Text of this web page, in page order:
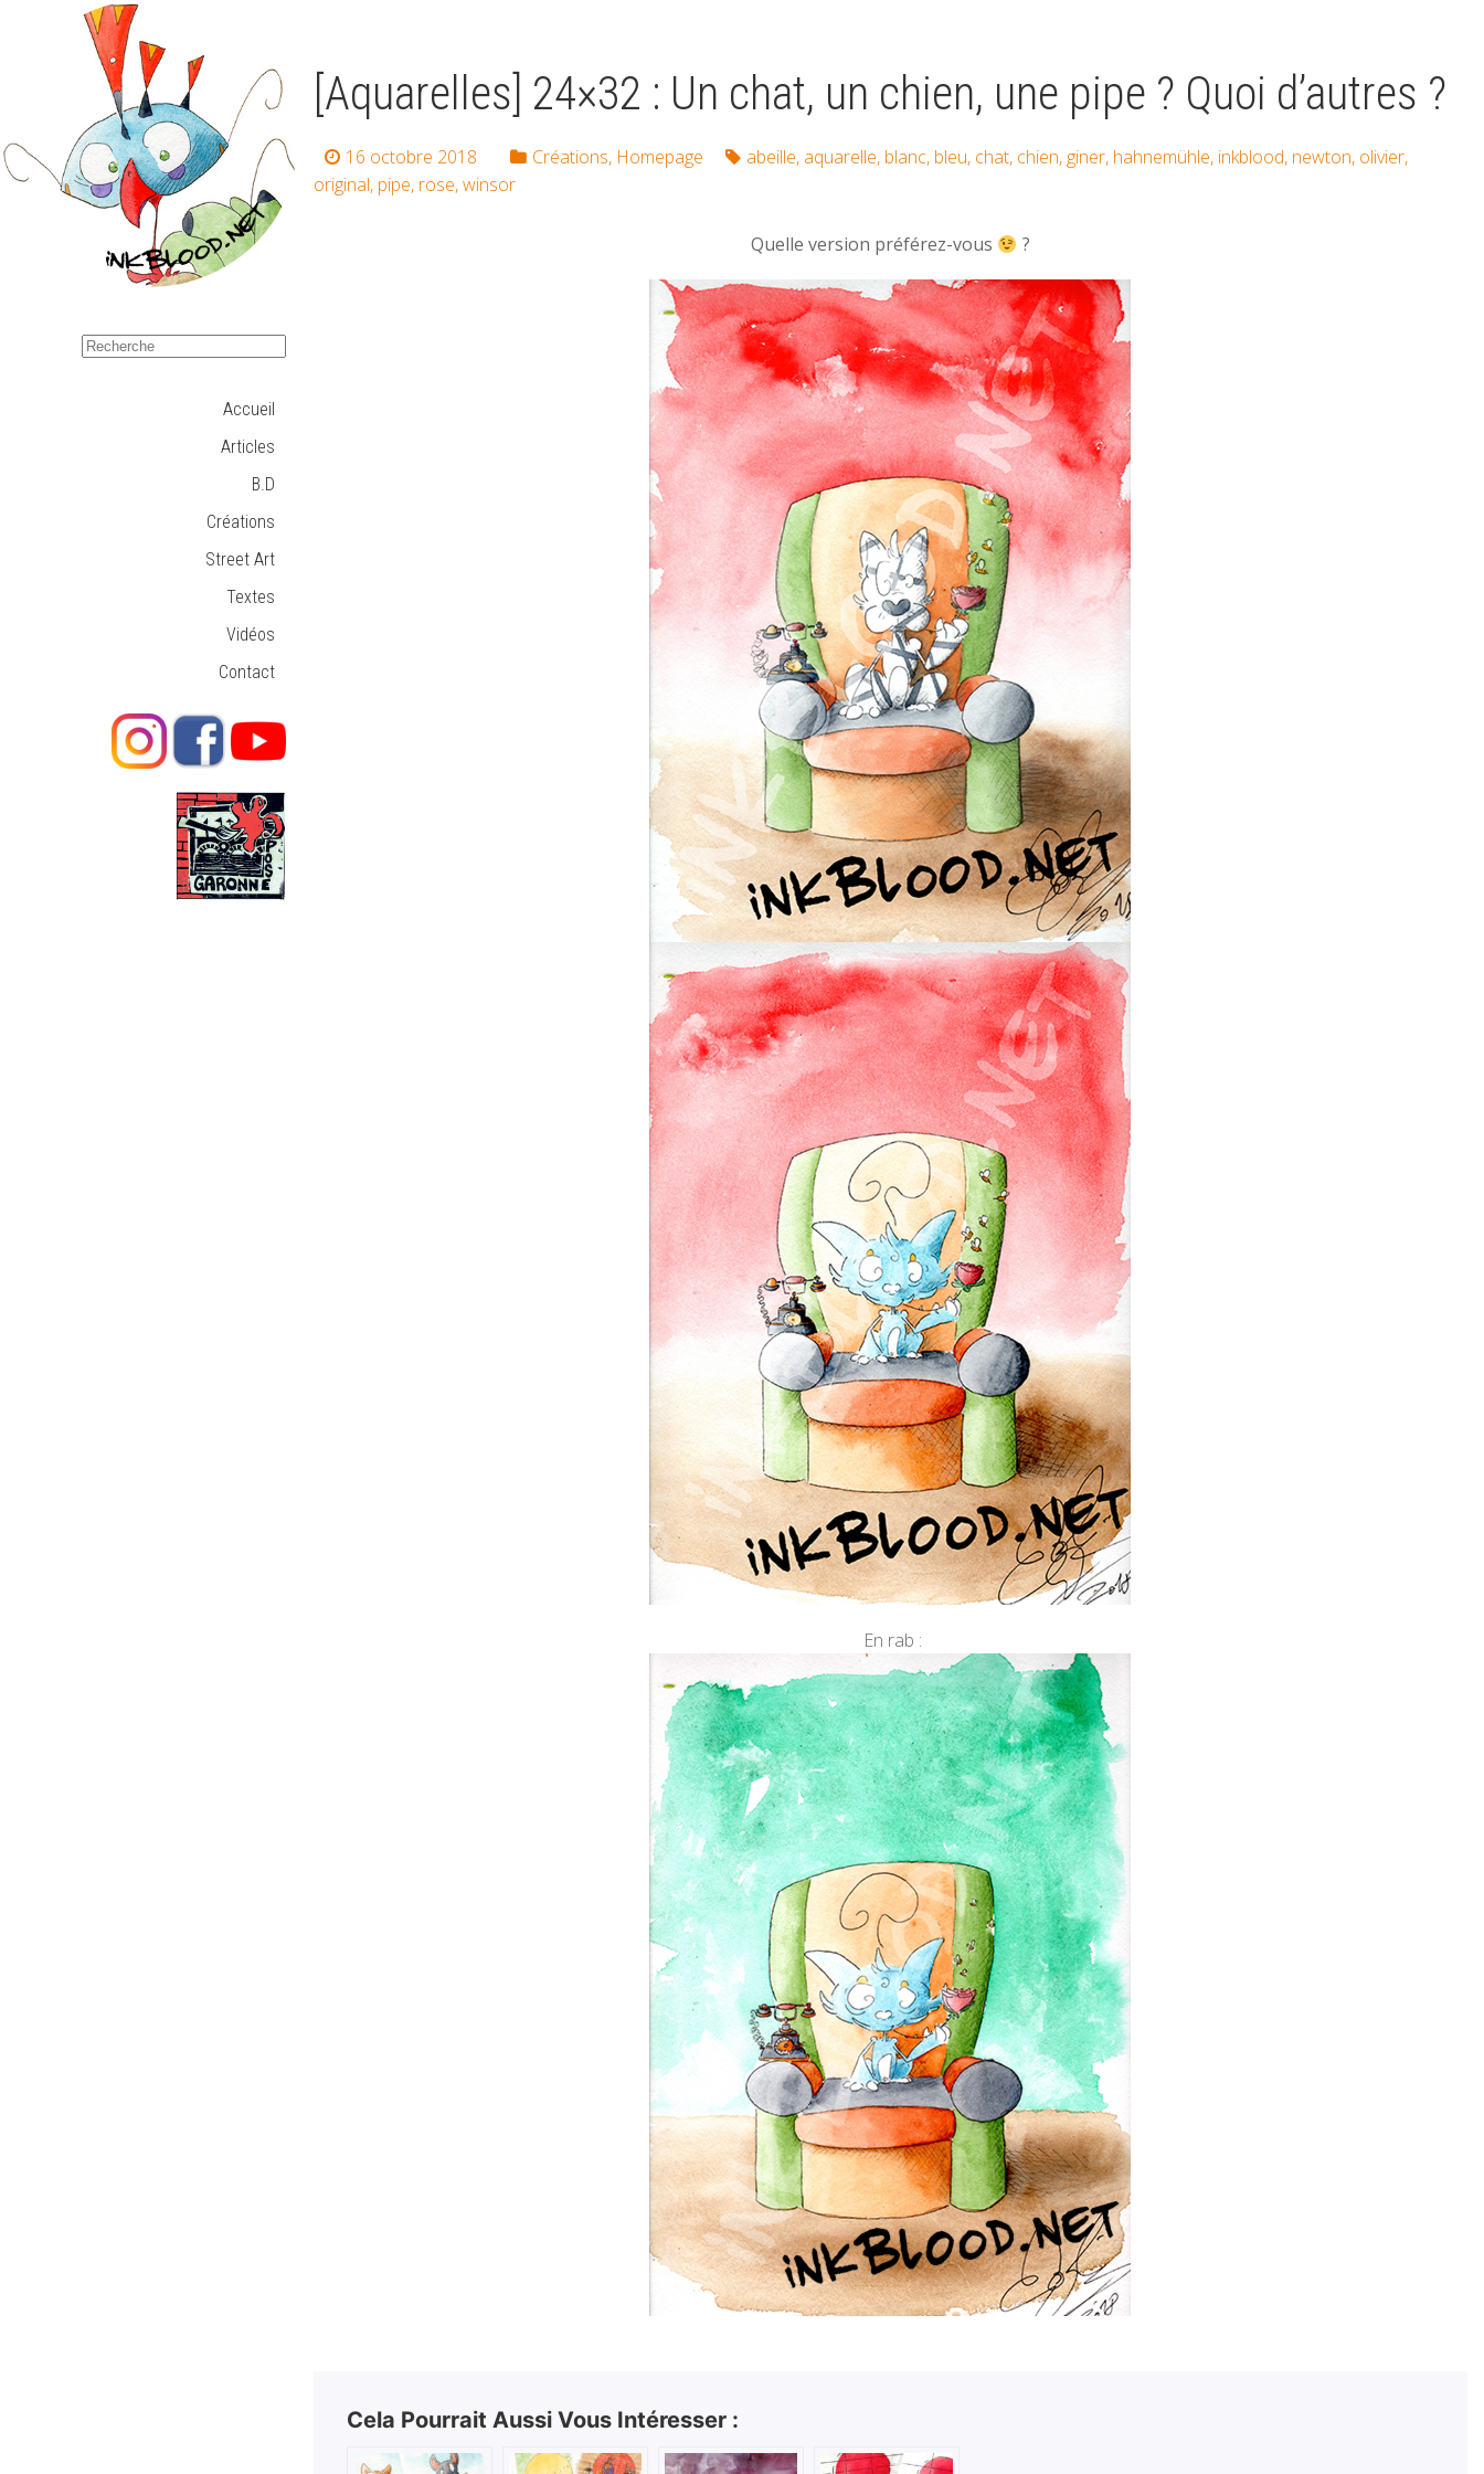
Accueil
Articles
B.D
Créations
Street Art
Textes
Vidéos
Contact
[Aquarelles] 24×32 : Un chat, un chien, une pipe ? Quoi d’autres ?
16 octobre 2018 Créations, Homepage abeille, aquarelle, blanc, bleu, chat, chien, giner, hahnemühle, inkblood, newton, olivier,
original, pipe, rose,winsor
Quelle version préférez-vous ?
En rab :
Cela Pourrait Aussi Vous Intéresser :